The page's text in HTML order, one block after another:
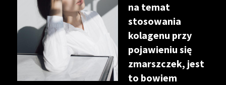
na temat
stosowania
kolagenu przy
pojawieniu się
zmarszczek, jest
to bowiem